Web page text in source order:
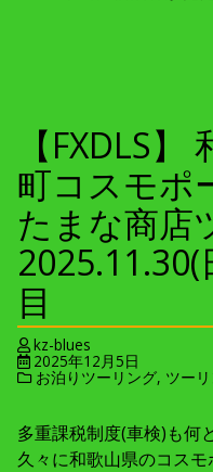
【FXDLS
町コスモポ
たまな商店
2025.11.30(
目
kz-blues
2025年12月5日
お泊りツーリング, ツー
多重課税制度(車検)も何
久々に和歌山県のコス